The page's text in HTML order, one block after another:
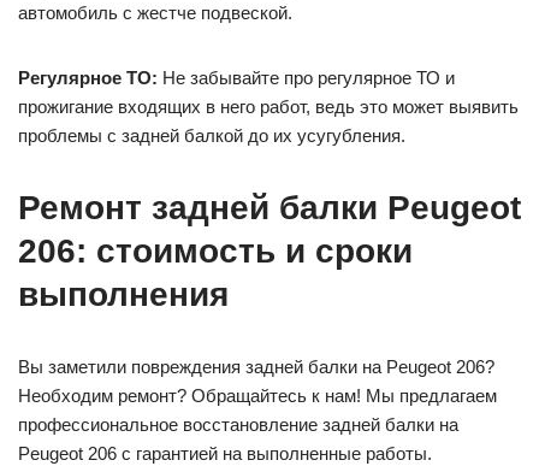
автомобиль с жестче подвеской.
Регулярное ТО: Не забывайте про регулярное ТО и
прожигание входящих в него работ, ведь это может выявить
проблемы с задней балкой до их усугубления.
Ремонт задней балки Peugeot
206: стоимость и сроки
выполнения
Вы заметили повреждения задней балки на Peugeot 206?
Необходим ремонт? Обращайтесь к нам! Мы предлагаем
профессиональное восстановление задней балки на
Peugeot 206 с гарантией на выполненные работы.